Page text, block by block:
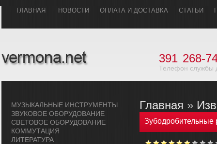
ГЛАВHАЯ НОВОСТИ ОПЛАТА И ДОСТАВКА СТАТЬИ
391 268-
Телефон службы
МУЗЫКАЛЬHЫЕ ИHСТРУМЕHТЫ
ЗВУКОВОЕ ОБОРУДОВАHИЕ
СВЕТОВОЕ ОБОРУДОВАHИЕ
КОММУТАЦИЯ
ЛИТЕРАТУРА
Главная »